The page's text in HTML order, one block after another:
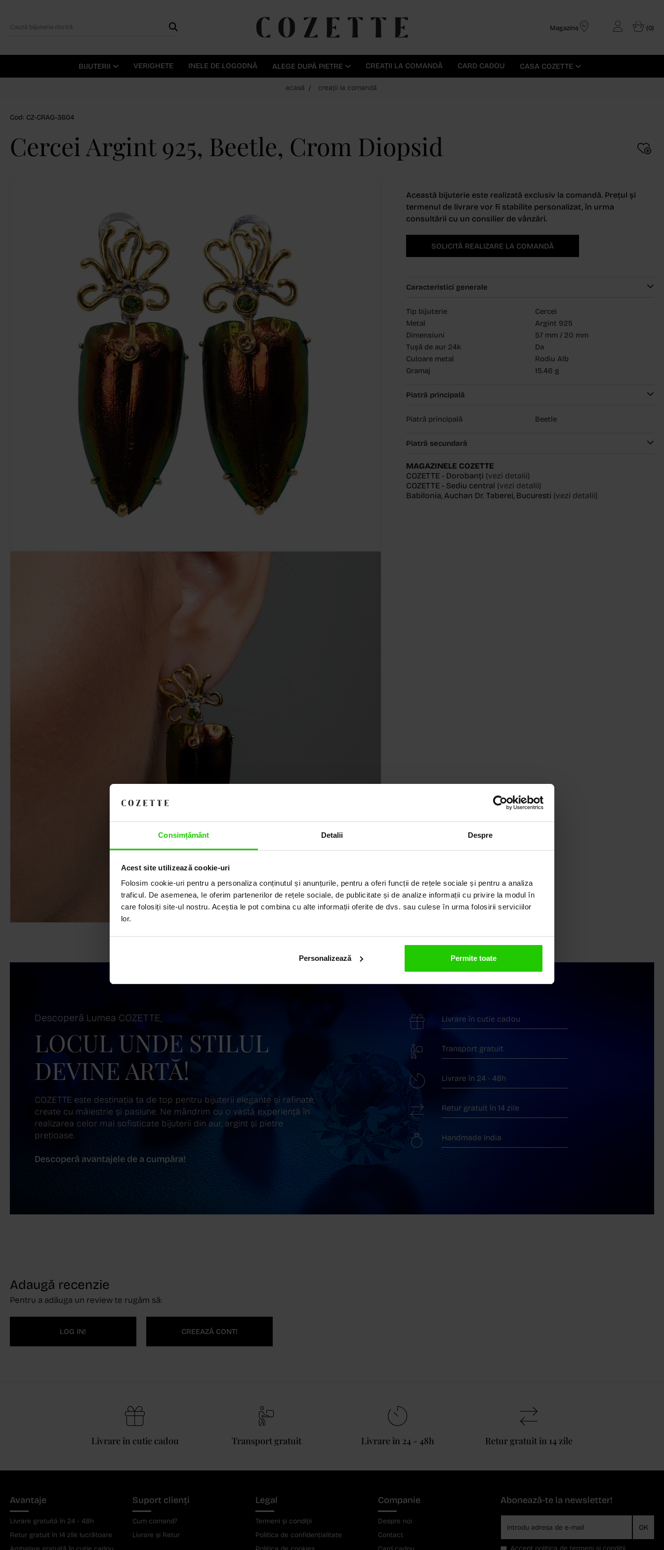
Consimțământ Detalii Despre
Acest site utilizează cookie-uri
Folosim cookie-uri pentru a personaliza conținutul și anunțurile, pentru a oferi funcții de rețele sociale și pentru a analiza
traficul. De asemenea, le oferim partenerilor de rețele sociale, de publicitate și de analize informații cu privire la modul în
care folosiți site-ul nostru. Aceștia le pot combina cu alte informații oferite de dvs. sau culese în urma folosirii serviciilor
lor.
Personalizează Permite toate
Magazine (0)
BIJUTERII VERIGHETE INELE DE LOGODNĂ ALEGE DUPĂ PIETRE CREAȚII LA COMANDĂ CARD CADOU CASA COZETTE
acasă creații la comandă
Cod: CZ-CRAG-3604
Cercei Argint 925, Beetle, Crom Diopsid
Această bijuterie este realizată exclusiv la comandă. Prețul și
termenul de livrare vor fi stabilite personalizat, în urma
consultării cu un consilier de vânzări.
SOLICITĂ REALIZARE LA COMANDĂ
Caracteristici generale
Tip bijuterie
Cercei
Metal
Argint 925
Dimensiuni
57 mm / 20 mm
Tușă de aur 24k
Da
Culoare metal
Rodiu Alb
Gramaj
15.46 g
Piatră principală
Piatră principală Beetle
Piatră secundară
MAGAZINELE COZETTE
COZETTE - Dorobanți (vezi detalii)
COZETTE - Sediu central (vezi detalii)
Babilonia, Auchan Dr. Taberei, Bucuresti (vezi detalii)
Descoperă Lumea COZETTE,
LOCUL UNDE STILUL
DEVINE ARTĂ!
COZETTE este destinația ta de top pentru bijuterii elegante și rafinate,
create cu măiestrie și pasiune. Ne mândrim cu o vastă experiență în
realizarea celor mai sofisticate bijuterii din aur, argint și pietre
prețioase.
Descoperă avantajele de a cumpăra!
Livrare în cutie cadou
Transport gratuit
Livrare în 24 - 48h
Retur gratuit în 14 zile
Handmade India
Adaugă recenzie
Pentru a adăuga un review te rugăm să:
LOG IN! CREEAZĂ CONT!
Livrare în cutie cadou Transport gratuit Livrare în 24 - 48h Retur gratuit în 14 zile
Avantaje
Livrare gratuită în 24 - 48h
Retur gratuit în 14 zile lucrătoare
Suport clienți
Cum comand?
Livrare și Retur
Legal
Termeni și condiții
Politica de confidențialitate
Companie
Despre noi
Contact
Abonează-te la newsletter!
OK